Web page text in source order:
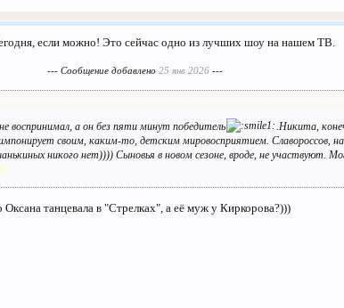
если можно! Это сейчас одно из лучших шоу на нашем ТВ.
--- Сообщение добавлено 25 янв 2026---
воспринимал, а он без пяти минут победитель
.Никита,
своим, каким-то, детским мировосприятием. Славороссов,
никого нет)))) Сыновья в новом сезоне, вроде, не участвуют.
танцевала в "Стрелках", а её муж у Киркорова?)))